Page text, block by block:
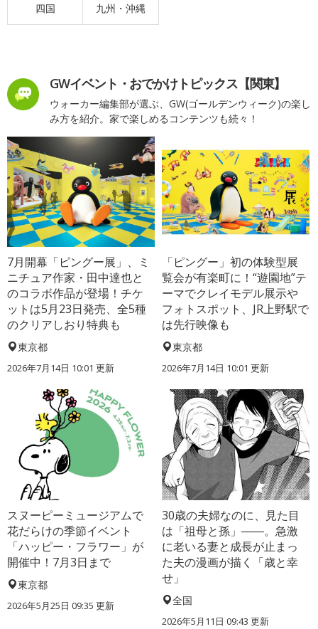
四国 九州・沖縄
GWイベント・おでかけトピックス【関東】
ウォーカー編集部が選ぶ、GW(ゴールデンウィーク)の楽し
み方を紹介。家で楽しめるコンテンツも続々！
7月開幕「ピングー展」、ミ
ニチュア作家・田中達也と
のコラボ作品が登場！チケ
ットは5月23日発売、全5種
のクリアしおり特典も
東京都
2026年7月14日 10:01 更新
「ピングー」初の体験型展
覧会が有楽町に！“遊園地”テ
ーマでクレイモデル展示や
フォトスポット、JR上野駅で
は先行映像も
東京都
2026年7月14日 10:01 更新
スヌーピーミュージアムで
花だらけの季節イベント
「ハッピー・フラワー」が
開催中！7月3日まで
東京都
2026年5月25日 09:35 更新
30歳の夫婦なのに、見た目
は「祖母と孫」――。急激
に老いる妻と成長が止まっ
た夫の漫画が描く「歳と幸
せ」
全国
2026年5月11日 09:43 更新